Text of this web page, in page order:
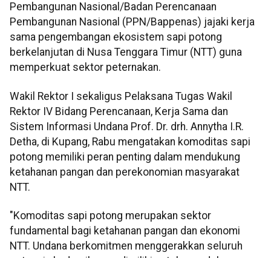
Pembangunan Nasional/Badan Perencanaan
Pembangunan Nasional (PPN/Bappenas) jajaki kerja
sama pengembangan ekosistem sapi potong
berkelanjutan di Nusa Tenggara Timur (NTT) guna
memperkuat sektor peternakan.
Wakil Rektor I sekaligus Pelaksana Tugas Wakil
Rektor IV Bidang Perencanaan, Kerja Sama dan
Sistem Informasi Undana Prof. Dr. drh. Annytha I.R.
Detha, di Kupang, Rabu mengatakan komoditas sapi
potong memiliki peran penting dalam mendukung
ketahanan pangan dan perekonomian masyarakat
NTT.
"Komoditas sapi potong merupakan sektor
fundamental bagi ketahanan pangan dan ekonomi
NTT. Undana berkomitmen menggerakkan seluruh